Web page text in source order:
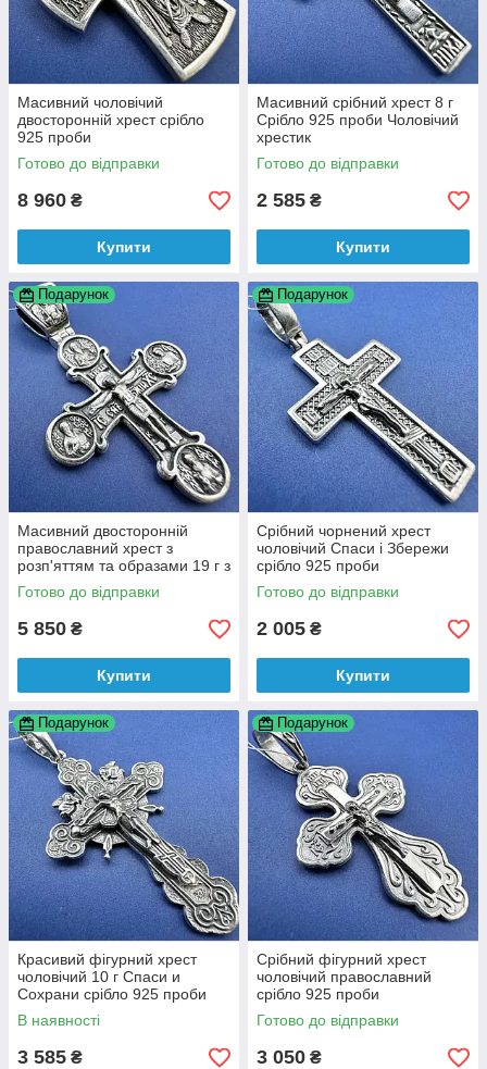
Масивний чоловічий
двосторонній хрест срібло
925 проби
Готово до відправки
8 960 ₴
Купити
Масивний срібний хрест 8 г
Срібло 925 проби Чоловічий
хрестик
Готово до відправки
2 585 ₴
Купити
Подарунок
Масивний двосторонній
православний хрест з
розп'яттям та образами 19 г з
чорнінням срібло 925 проби
Готово до відправки
5 850 ₴
Купити
Подарунок
Срібний чорнений хрест
чоловічий Спаси і Збережи
срібло 925 проби
Готово до відправки
2 005 ₴
Купити
Подарунок
Красивий фігурний хрест
чоловічий 10 г Спаси и
Сохрани срібло 925 проби
В наявності
3 585 ₴
Подарунок
Срібний фігурний хрест
чоловічий православний
срібло 925 проби
Готово до відправки
3 050 ₴